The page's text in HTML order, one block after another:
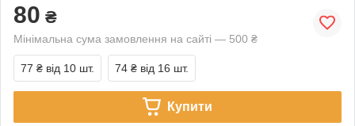
80 ₴
Мінімальна сума замовлення на сайті — 500 ₴
77 ₴ від 10 шт. 74 ₴ від 16 шт.
Купити